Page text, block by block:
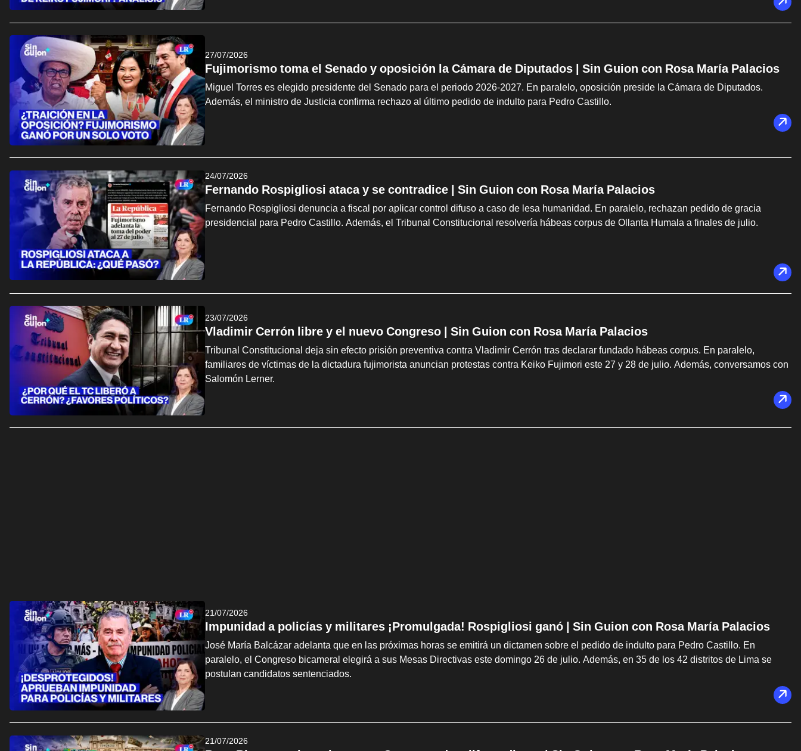
27/07/2026
Fujimorismo toma el Senado y oposición la Cámara de Diputados | Sin Guion con Rosa María Palacios
Miguel Torres es elegido presidente del Senado para el periodo 2026-2027. En paralelo, oposición preside la Cámara de Diputados.
Además, el ministro de Justicia confirma rechazo al último pedido de indulto para Pedro Castillo.
24/07/2026
Fernando Rospigliosi ataca y se contradice | Sin Guion con Rosa María Palacios
Fernando Rospigliosi denuncia a fiscal por aplicar control difuso a caso de lesa humanidad. En paralelo, rechazan pedido de gracia
presidencial para Pedro Castillo. Además, el Tribunal Constitucional resolvería hábeas corpus de Ollanta Humala a finales de julio.
23/07/2026
Vladimir Cerrón libre y el nuevo Congreso | Sin Guion con Rosa María Palacios
Tribunal Constitucional deja sin efecto prisión preventiva contra Vladimir Cerrón tras declarar fundado hábeas corpus. En paralelo,
familiares de víctimas de la dictadura fujimorista anuncian protestas contra Keiko Fujimori este 27 y 28 de julio. Además, conversamos con
Salomón Lerner.
21/07/2026
Impunidad a policías y militares ¡Promulgada! Rospigliosi ganó | Sin Guion con Rosa María Palacios
José María Balcázar adelanta que en las próximas horas se emitirá un dictamen sobre el pedido de indulto para Pedro Castillo. En
paralelo, el Congreso bicameral elegirá a sus Mesas Directivas este domingo 26 de julio. Además, en 35 de los 42 distritos de Lima se
postulan candidatos sentenciados.
21/07/2026